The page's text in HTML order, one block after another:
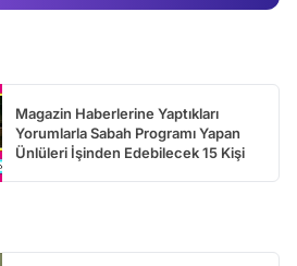
Magazin Haberlerine Yaptıkları
Yorumlarla Sabah Programı Yapan
Ünlüleri İşinden Edebilecek 15 Kişi